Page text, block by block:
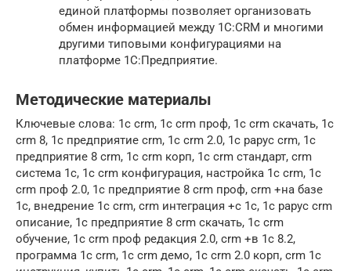
единой платформы позволяет организовать
обмен информацией между 1С:CRM и многими
другими типовыми конфигурациями на
платформе 1С:Предприятие.
Методические материалы
Ключевые слова: 1с crm, 1с crm проф, 1с crm скачать, 1с
crm 8, 1с предприятие crm, 1с crm 2.0, 1с рарус crm, 1с
предприятие 8 crm, 1с crm корп, 1с crm стандарт, crm
система 1с, 1с crm конфигурация, настройка 1с crm, 1с
crm проф 2.0, 1с предприятие 8 crm проф, crm +на базе
1с, внедрение 1с crm, crm интеграция +с 1с, 1с рарус crm
описание, 1с предприятие 8 crm скачать, 1с crm
обучение, 1с crm проф редакция 2.0, crm +в 1с 8.2,
программа 1с crm, 1с crm демо, 1с crm 2.0 корп, crm 1с